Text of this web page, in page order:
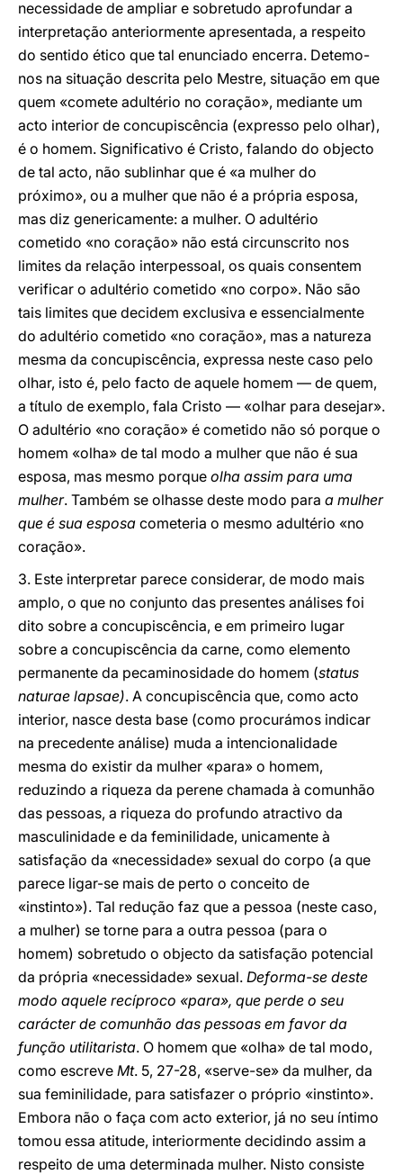
necessidade de ampliar e sobretudo aprofundar a
interpretação anteriormente apresentada, a respeito
do sentido ético que tal enunciado encerra. Detemo-
nos na situação descrita pelo Mestre, situação em que
quem «comete adultério no coração», mediante um
acto interior de concupiscência (expresso pelo olhar),
é o homem. Significativo é Cristo, falando do objecto
de tal acto, não sublinhar que é «a mulher do
próximo», ou a mulher que não é a própria esposa,
mas diz genericamente: a mulher. O adultério
cometido «no coração» não está circunscrito nos
limites da relação interpessoal, os quais consentem
verificar o adultério cometido «no corpo». Não são
tais limites que decidem exclusiva e essencialmente
do adultério cometido «no coração», mas a natureza
mesma da concupiscência, expressa neste caso pelo
olhar, isto é, pelo facto de aquele homem — de quem,
a título de exemplo, fala Cristo — «olhar para desejar».
O adultério «no coração» é cometido não só porque o
homem «olha» de tal modo a mulher que não é sua
esposa, mas mesmo porque olha assim para uma
mulher. Também se olhasse deste modo para a mulher
que é sua esposa cometeria o mesmo adultério «no
coração».
3. Este interpretar parece considerar, de modo mais
amplo, o que no conjunto das presentes análises foi
dito sobre a concupiscência, e em primeiro lugar
sobre a concupiscência da carne, como elemento
permanente da pecaminosidade do homem (status
naturae lapsae). A concupiscência que, como acto
interior, nasce desta base (como procurámos indicar
na precedente análise) muda a intencionalidade
mesma do existir da mulher «para» o homem,
reduzindo a riqueza da perene chamada à comunhão
das pessoas, a riqueza do profundo atractivo da
masculinidade e da feminilidade, unicamente à
satisfação da «necessidade» sexual do corpo (a que
parece ligar-se mais de perto o conceito de
«instinto»). Tal redução faz que a pessoa (neste caso,
a mulher) se torne para a outra pessoa (para o
homem) sobretudo o objecto da satisfação potencial
da própria «necessidade» sexual. Deforma-se deste
modo aquele recíproco «para», que perde o seu
carácter de comunhão das pessoas em favor da
função utilitarista. O homem que «olha» de tal modo,
como escreve Mt. 5, 27-28, «serve-se» da mulher, da
sua feminilidade, para satisfazer o próprio «instinto».
Embora não o faça com acto exterior, já no seu íntimo
tomou essa atitude, interiormente decidindo assim a
respeito de uma determinada mulher. Nisto consiste